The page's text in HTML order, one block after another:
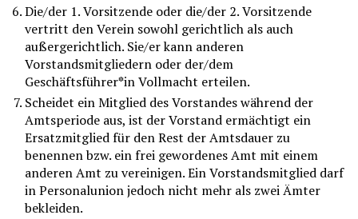
Die/der 1. Vorsitzende oder die/der 2. Vorsitzende
vertritt den Verein sowohl gerichtlich als auch
außergerichtlich. Sie/er kann anderen
Vorstandsmitgliedern oder der/dem
Geschäftsführer*in Vollmacht erteilen.
Scheidet ein Mitglied des Vorstandes während der
Amtsperiode aus, ist der Vorstand ermächtigt ein
Ersatzmitglied für den Rest der Amtsdauer zu
benennen bzw. ein frei gewordenes Amt mit einem
anderen Amt zu vereinigen. Ein Vorstandsmitglied darf
in Personalunion jedoch nicht mehr als zwei Ämter
bekleiden.